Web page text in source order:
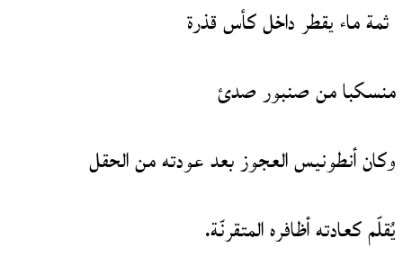
ثمة ماء يقطر داخل كأس قذرة
منسكبا من صنبور صدئ
وكان أنطونيس العجوز بعد عودته من الحقل
يُقلّم كعادته أظافره المتقرنّة.